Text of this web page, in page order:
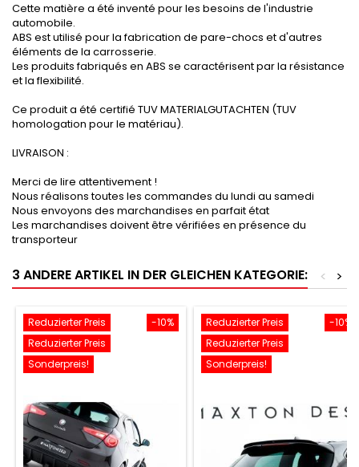
Cette matière a été inventé pour les besoins de l'industrie
automobile.
ABS est utilisé pour la fabrication de pare-chocs et d'autres
éléments de la carrosserie.
Les produits fabriqués en ABS se caractérisent par la résistance
et la flexibilité.
Ce produit a été certifié TUV MATERIALGUTACHTEN (TUV
homologation pour le matériau).
LIVRAISON :
Merci de lire attentivement !
Nous réalisons toutes les commandes du lundi au samedi
Nous envoyons des marchandises en parfait état
Les marchandises doivent être vérifiées en présence du
transporteur
3 ANDERE ARTIKEL IN DER GLEICHEN KATEGORIE: >
<
-10%
Reduzierter Preis
Reduzierter Preis
Sonderpreis!
-10%
Reduzierter Preis
Reduzierter Preis
Sonderpreis!